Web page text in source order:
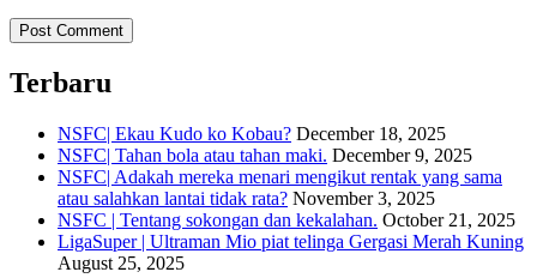
Terbaru
NSFC| Ekau Kudo ko Kobau? December 18, 2025
NSFC| Tahan bola atau tahan maki. December 9, 2025
NSFC| Adakah mereka menari mengikut rentak yang sama
atau salahkan lantai tidak rata? November 3, 2025
NSFC | Tentang sokongan dan kekalahan. October 21, 2025
LigaSuper | Ultraman Mio piat telinga Gergasi Merah Kuning
August 25, 2025